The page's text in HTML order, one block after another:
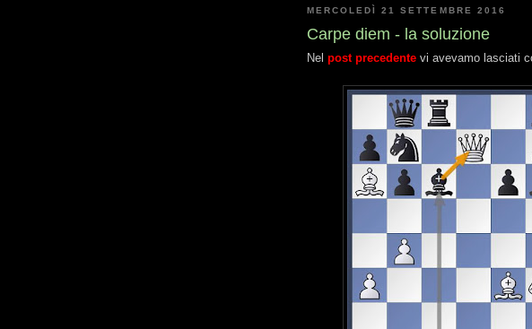
MERCOLEDÌ 21 SETTEMBRE 2016
Carpe diem - la soluzione
Nel post precedente vi avevamo lasciati